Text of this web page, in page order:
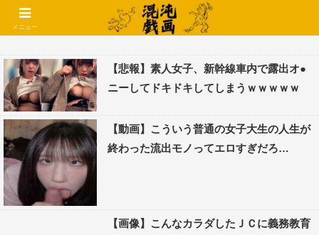
コメントでコテハン使えるようになりました🌱
【悲報】素人女子、新幹線車内で露出オ●
ニーしてドキドキしてしまうｗｗｗｗｗ
【動画】こういう普通の女子大生の人生が
終わった流出モノってエロすぎだろ…
【画像】こんなカラダしたＪＣに義務教育
メニュー